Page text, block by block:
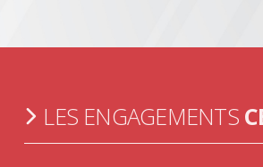
LES ENGAGEMENTS